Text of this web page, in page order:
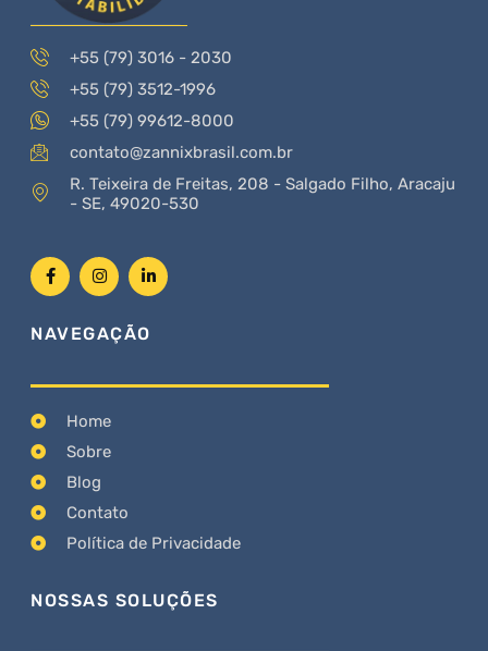
+55 (79) 3016 - 2030
+55 (79) 3512-1996
+55 (79) 99612-8000
contato@zannixbrasil.com.br
R. Teixeira de Freitas, 208 - Salgado Filho, Aracaju
- SE, 49020-530
NAVEGAÇÃO
Home
Sobre
Blog
Contato
Política de Privacidade
NOSSAS SOLUÇÕES